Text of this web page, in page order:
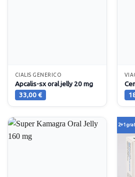
CIALIS GENERICO
Apcalis-sx oral jelly 20 mg
33,00€
2+1